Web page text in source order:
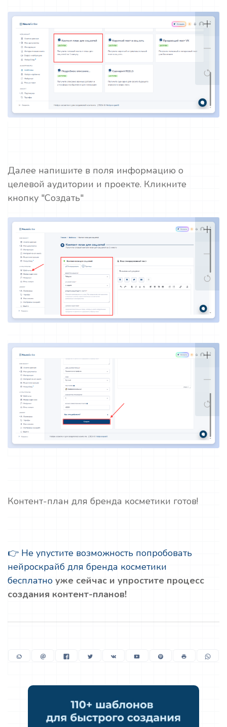
Далее напишите в поля информацию о
целевой аудитории и проекте. Кликните
кнопку "Создать"
Контент-план для бренда косметики готов!
👉 Не упустите возможность попробовать
нейроскрайб для бренда косметики
бесплатно уже сейчас и упростите процесс
создания контент-планов!